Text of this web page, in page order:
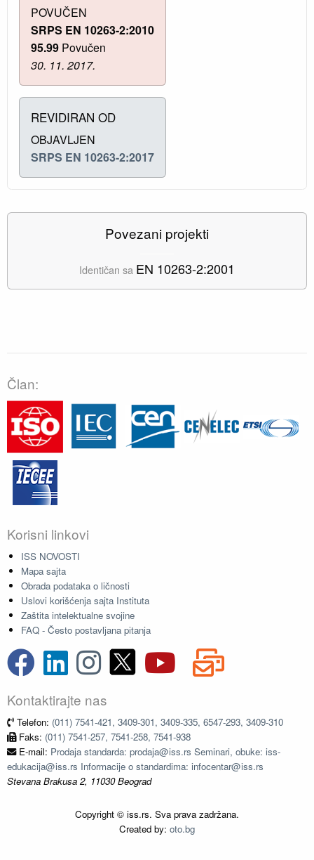
POVUČEN
SRPS EN 10263-2:2010
95.99 Povučen
30. 11. 2017.
REVIDIRAN OD
OBJAVLJEN
SRPS EN 10263-2:2017
Povezani projekti
Identičan sa EN 10263-2:2001
Član:
Korisni linkovi
ISS NOVOSTI
Mapa sajta
Obrada podataka o ličnosti
Uslovi korišćenja sajta Instituta
Zaštita intelektualne svojine
FAQ - Često postavljana pitanja
Kontaktirajte nas
Telefon: (011) 7541-421, 3409-301, 3409-335, 6547-293, 3409-310
Faks: (011) 7541-257, 7541-258, 7541-938
E-mail: Prodaja standarda: prodaja@iss.rs Seminari, obuke: iss-
edukacija@iss.rs Informacije o standardima: infocentar@iss.rs
Stevana Brakusa 2, 11030 Beograd
Copyright © iss.rs. Sva prava zadržana.
Created by: oto.bg